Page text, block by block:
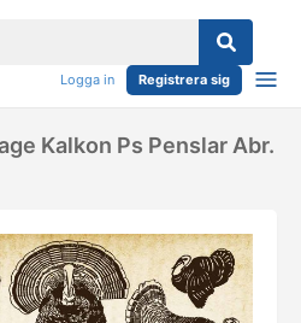
Logga in Registrera sig
Kalkon Ps Penslar Abr.